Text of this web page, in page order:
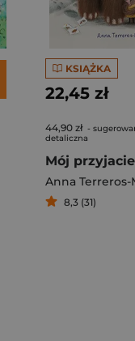
KSIĄŻKA
22,45 zł
44,90 zł -
detaliczna
Mój
Anna
8,3 (31)